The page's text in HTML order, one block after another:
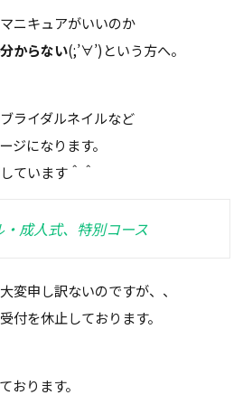
ニキュアがいいのか
からない(;’∀’)という方へ。
ライダルネイルなど
ジになります。
ています＾＾
・成人式、特別コース
変申し訳ないのですが、、
付を休止しております。
おります。